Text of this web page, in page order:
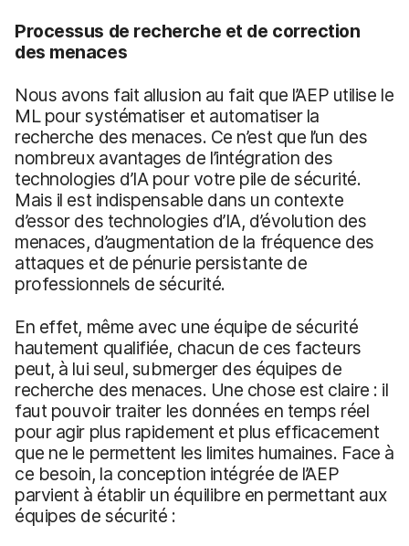
Processus de recherche et de correction
des menaces
Nous avons fait allusion au fait que l’AEP utilise le
ML pour systématiser et automatiser la
recherche des menaces. Ce n’est que l’un des
nombreux avantages de l’intégration des
technologies d’IA pour votre pile de sécurité.
Mais il est indispensable dans un contexte
d’essor des technologies d’IA, d’évolution des
menaces, d’augmentation de la fréquence des
attaques et de pénurie persistante de
professionnels de sécurité.
En effet, même avec une équipe de sécurité
hautement qualifiée, chacun de ces facteurs
peut, à lui seul, submerger des équipes de
recherche des menaces. Une chose est claire : il
faut pouvoir traiter les données en temps réel
pour agir plus rapidement et plus efficacement
que ne le permettent les limites humaines. Face à
ce besoin, la conception intégrée de l’AEP
parvient à établir un équilibre en permettant aux
équipes de sécurité :